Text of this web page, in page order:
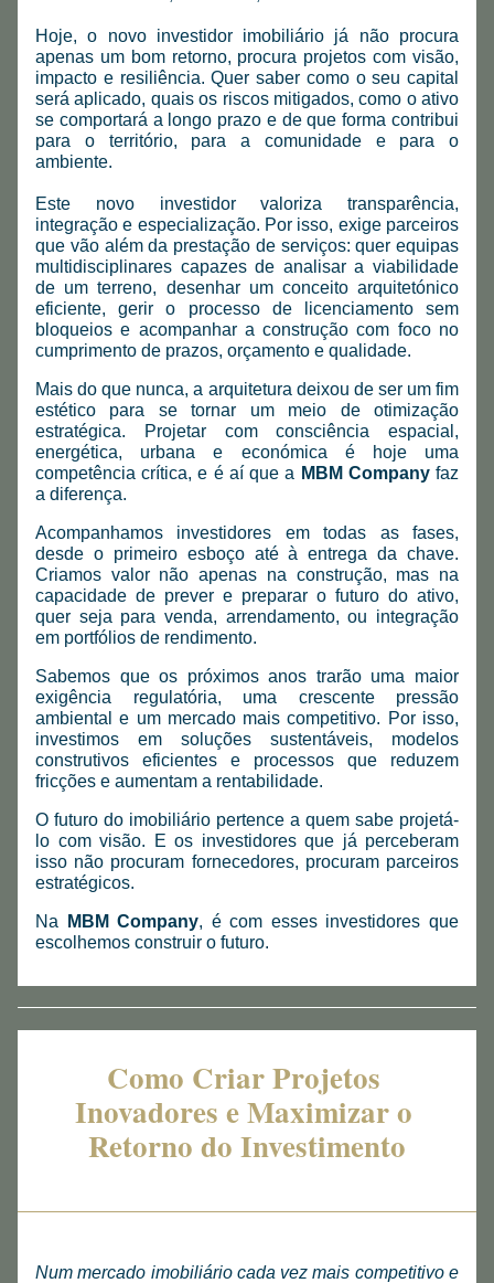
Hoje, o novo investidor imobiliário já não procura
apenas um bom retorno, procura projetos com visão,
impacto e resiliência. Quer saber como o seu capital
será aplicado, quais os riscos mitigados, como o ativo
se comportará a longo prazo e de que forma contribui
para o território, para a comunidade e para o
ambiente.
Este novo investidor valoriza transparência,
integração e especialização. Por isso, exige parceiros
que vão além da prestação de serviços: quer equipas
multidisciplinares capazes de analisar a viabilidade
de um terreno, desenhar um conceito arquitetónico
eficiente, gerir o processo de licenciamento sem
bloqueios e acompanhar a construção com foco no
cumprimento de prazos, orçamento e qualidade.
Mais do que nunca, a arquitetura deixou de ser um fim
estético para se tornar um meio de otimização
estratégica. Projetar com consciência espacial,
energética, urbana e económica é hoje uma
competência crítica, e é aí que a MBM Company faz
a diferença.
Acompanhamos investidores em todas as fases,
desde o primeiro esboço até à entrega da chave.
Criamos valor não apenas na construção, mas na
capacidade de prever e preparar o futuro do ativo,
quer seja para venda, arrendamento, ou integração
em portfólios de rendimento.
Sabemos que os próximos anos trarão uma maior
exigência regulatória, uma crescente pressão
ambiental e um mercado mais competitivo. Por isso,
investimos em soluções sustentáveis, modelos
construtivos eficientes e processos que reduzem
fricções e aumentam a rentabilidade.
O futuro do imobiliário pertence a quem sabe projetá-
lo com visão. E os investidores que já perceberam
isso não procuram fornecedores, procuram parceiros
estratégicos.
Na MBM Company, é com esses investidores que
escolhemos construir o futuro.
Como Criar Projetos
Inovadores e Maximizar o
Retorno do Investimento
Num mercado imobiliário cada vez mais competitivo e